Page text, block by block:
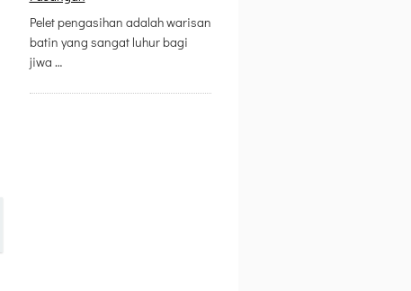
Pelet pengasihan adalah warisan
batin yang sangat luhur bagi
jiwa …